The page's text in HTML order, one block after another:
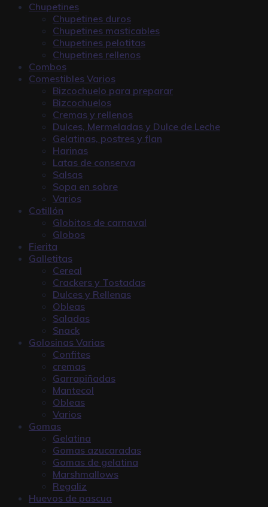
Chupetines
Chupetines duros
Chupetines masticables
Chupetines pelotitas
Chupetines rellenos
Combos
Comestibles Varios
Bizcochuelo para preparar
Bizcochuelos
Cremas y rellenos
Dulces, Mermeladas y Dulce de Leche
Gelatinas, postres y flan
Harinas
Latas de conserva
Salsas
Sopa en sobre
Varios
Cotillón
Globitos de carnaval
Globos
Fierita
Galletitas
Cereal
Crackers y Tostadas
Dulces y Rellenas
Obleas
Saladas
Snack
Golosinas Varias
Confites
cremas
Garrapiñadas
Mantecol
Obleas
Varios
Gomas
Gelatina
Gomas azucaradas
Gomas de gelatina
Marshmallows
Regaliz
Huevos de pascua